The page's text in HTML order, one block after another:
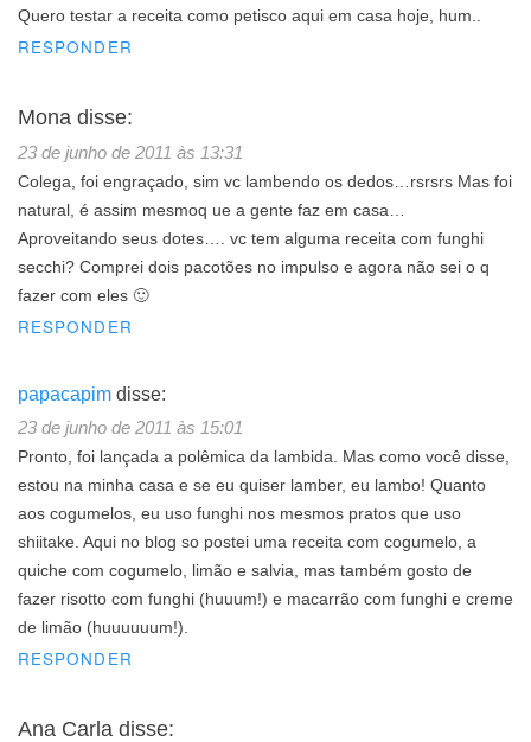
Quero testar a receita como petisco aqui em casa hoje, hum..
RESPONDER
Mona disse:
23 de junho de 2011 às 13:31
Colega, foi engraçado, sim vc lambendo os dedos…rsrsrs Mas foi
natural, é assim mesmoq ue a gente faz em casa…
Aproveitando seus dotes…. vc tem alguma receita com funghi
secchi? Comprei dois pacotões no impulso e agora não sei o q
fazer com eles 🙂
RESPONDER
papacapim disse:
23 de junho de 2011 às 15:01
Pronto, foi lançada a polêmica da lambida. Mas como você disse,
estou na minha casa e se eu quiser lamber, eu lambo! Quanto
aos cogumelos, eu uso funghi nos mesmos pratos que uso
shiitake. Aqui no blog so postei uma receita com cogumelo, a
quiche com cogumelo, limão e salvia, mas também gosto de
fazer risotto com funghi (huuum!) e macarrão com funghi e creme
de limão (huuuuuum!).
RESPONDER
Ana Carla disse: